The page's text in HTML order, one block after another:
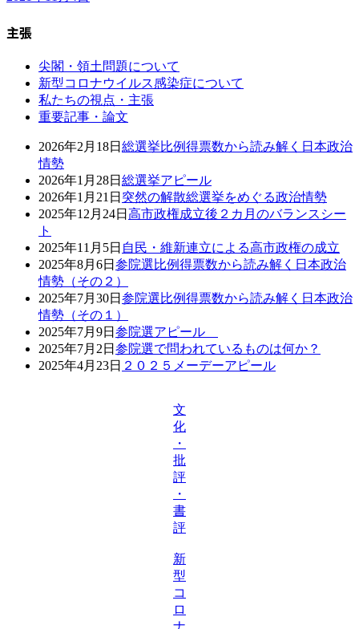
主張
尖閣・領土問題について
新型コロナウイルス感染症について
私たちの視点・主張
重要記事・論文
2026年2月18日 総選挙比例得票数から読み解く日本政治
情勢
2026年1月28日 総選挙アピール
2026年1月21日 突然の解散総選挙をめぐる政治情勢
2025年12月24日 高市政権成立後２カ月のバランスシー
ト
2025年11月5日 自民・維新連立による高市政権の成立
2025年8月6日 参院選比例得票数から読み解く日本政治
情勢（その２）
2025年7月30日 参院選比例得票数から読み解く日本政治
情勢（その１）
2025年7月9日 参院選アピール
2025年7月2日 参院選で問われているものは何か？
2025年4月23日 ２０２５メーデーアピール
文
化
・
批
評
・
書
評
新
型
コ
ロ